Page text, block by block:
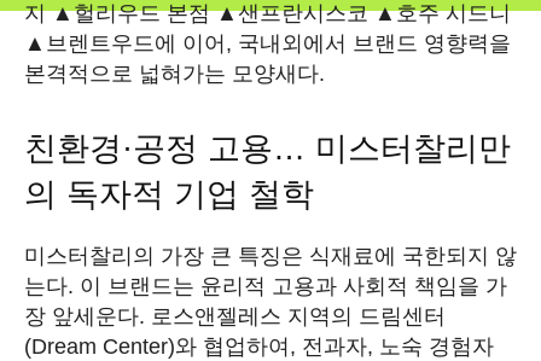
지 ▲헐리우드 본점 ▲샌프란시스코 ▲호주 시드니
▲브렌트우드에 이어, 국내외에서 브랜드 영향력을
본격적으로 넓혀가는 모양새다.
친환경·공정 고용… 미스터찰리만
의 독자적 기업 철학
미스터찰리의 가장 큰 특징은 식재료에 국한되지 않
는다. 이 브랜드는 윤리적 고용과 사회적 책임을 가
장 앞세운다. 로스앤젤레스 지역의 드림센터
(Dream Center)와 협업하여, 전과자, 노숙 경험자